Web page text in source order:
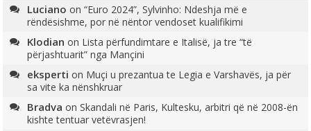
Luciano on“Euro 2024”, Sylvinho: Ndeshja më e
rëndësishme, por në nëntor vendoset kualifikimi
Klodian on Lista përfundimtare e Italisë, ja tre “të
përjashtuarit” nga Mançini
eksperti on Muçi u prezantua te Legia e Varshavës, ja për
sa vite ka nënshkruar
Bradva onSkandali në Paris, Kultesku, arbitri që në 2008-ën
kishte tentuar vetëvrasjen!